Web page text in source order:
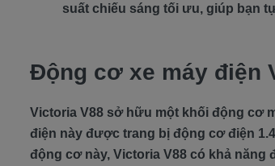
suất chiếu sáng tối ưu, giúp bạn
Động cơ xe máy điện
Victoria V88 sở hữu một khối động cơ
điện này được trang bị động cơ điện
động cơ này, Victoria V88 có khả năng